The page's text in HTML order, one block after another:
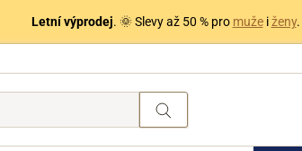
Letní výprodej. 🌞 Slevy až 50 % pro mužeiženy.